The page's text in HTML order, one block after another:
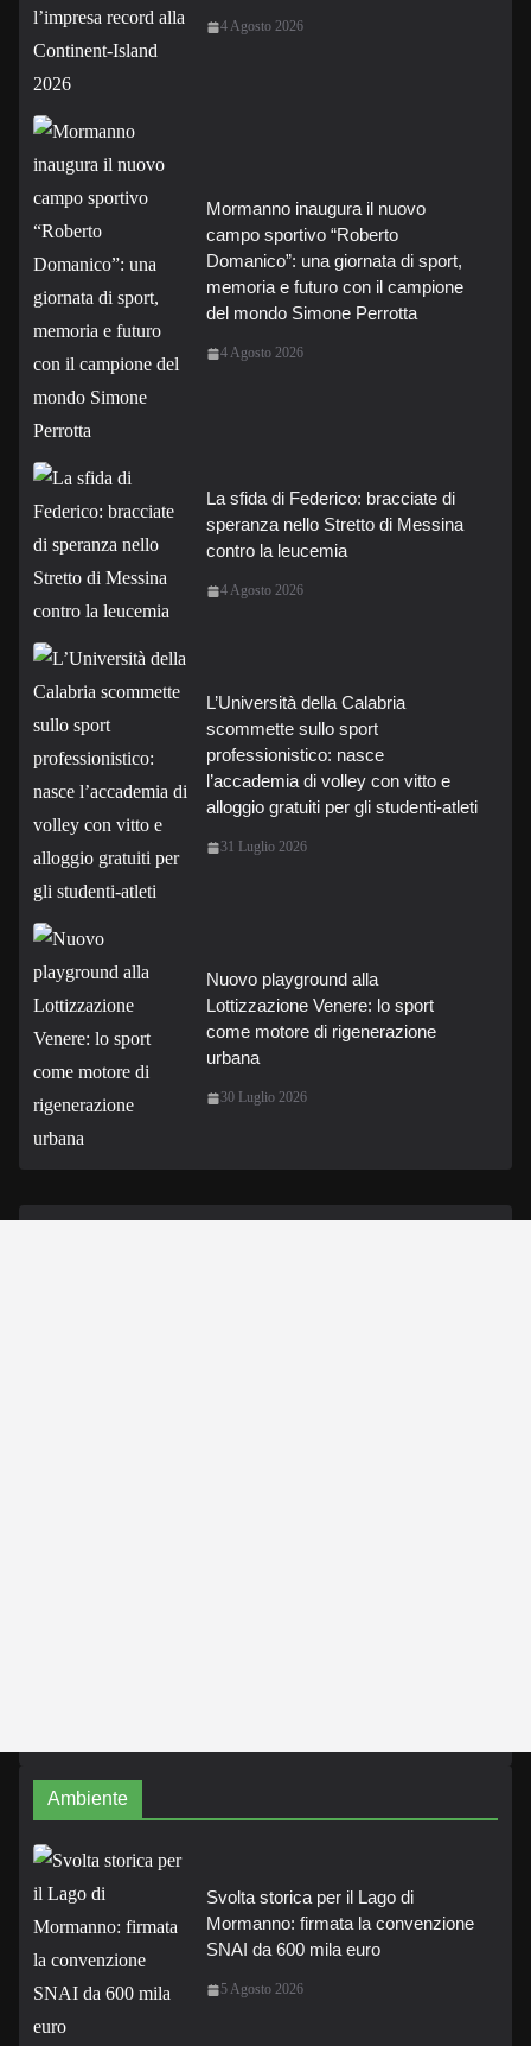
4 Agosto 2026
Mormanno inaugura il nuovo
campo sportivo “Roberto
Domanico”: una giornata di sport,
memoria e futuro con il campione
del mondo Simone Perrotta
4 Agosto 2026
La sfida di Federico: bracciate di
speranza nello Stretto di Messina
contro la leucemia
4 Agosto 2026
L’Università della Calabria
scommette sullo sport
professionistico: nasce
l’accademia di volley con vitto e
alloggio gratuiti per gli studenti-atleti
31 Luglio 2026
Nuovo playground alla
Lottizzazione Venere: lo sport
come motore di rigenerazione
urbana
30 Luglio 2026
Ambiente
Svolta storica per il Lago di
Mormanno: firmata la convenzione
SNAI da 600 mila euro
5 Agosto 2026